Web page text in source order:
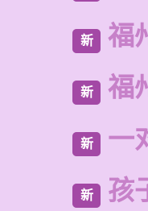
新 福
新 福
新 一
新 孩